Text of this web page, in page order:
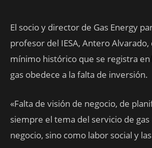
El socio y director de Gas Energy
profesor del IESA, Antero
mínimo histórico que se registra
gas obedece a la falta de inversión.
«Falta de visión de negocio, de
siempre el tema del servicio de
negocio, sino como labor social y